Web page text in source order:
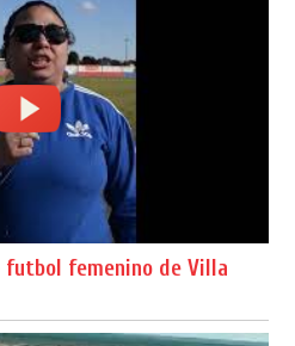
futbol femenino de Villa